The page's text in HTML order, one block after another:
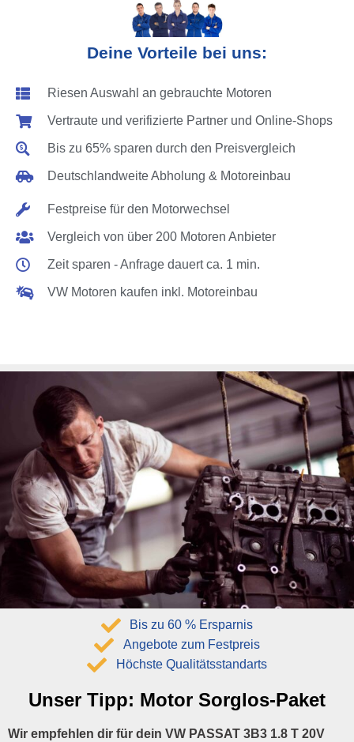
Deine Vorteile bei uns:
Riesen Auswahl an gebrauchte Motoren
Vertraute und verifizierte Partner und Online-Shops
Bis zu 65% sparen durch den Preisvergleich
Deutschlandweite Abholung & Motoreinbau
Festpreise für den Motorwechsel
Vergleich von über 200 Motoren Anbieter
Zeit sparen - Anfrage dauert ca. 1 min.
VW Motoren kaufen inkl. Motoreinbau
Unser Tipp: Motor Sorglos-Paket
Wir empfehlen dir für dein VW PASSAT 3B3 1.8 T 20V
Bis zu 60 % Ersparnis
Angebote zum Festpreis
Höchste Qualitätsstandarts